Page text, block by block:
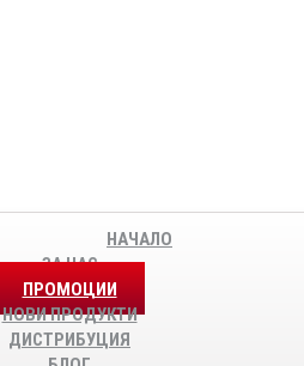
НАЧАЛО
ЗА НАС
ПРОМОЦИИ
НОВИ ПРОДУКТИ
ДИСТРИБУЦИЯ